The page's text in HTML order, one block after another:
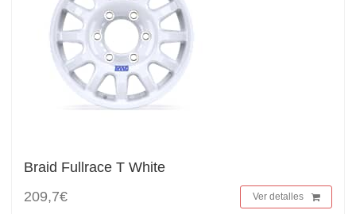
Braid Fullrace T White
209,7€
Ver detalles